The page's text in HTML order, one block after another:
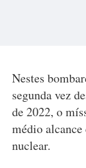
Nestes
segunda vez
de 2022, o
médio
nuclear.